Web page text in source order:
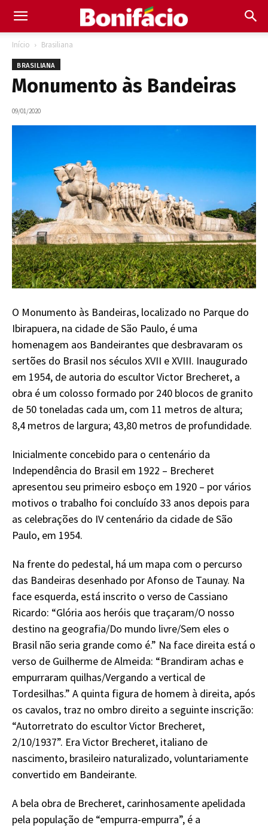
Início Brasiliana
BRASILIANA
Monumento às Bandeiras
09/01/2020
O Monumento às Bandeiras, localizado no Parque do
Ibirapuera, na cidade de São Paulo, é uma
homenagem aos Bandeirantes que desbravaram os
sertões do Brasil nos séculos XVII e XVIII. Inaugurado
em 1954, de autoria do escultor Victor Brecheret, a
obra é um colosso formado por 240 blocos de granito
de 50 toneladas cada um, com 11 metros de altura;
8,4 metros de largura; 43,80 metros de profundidade.
Inicialmente concebido para o centenário da
Independência do Brasil em 1922 – Brecheret
apresentou seu primeiro esboço em 1920 – por vários
motivos o trabalho foi concluído 33 anos depois para
as celebrações do IV centenário da cidade de São
Paulo, em 1954.
Na frente do pedestal, há um mapa com o percurso
das Bandeiras desenhado por Afonso de Taunay. Na
face esquerda, está inscrito o verso de Cassiano
Ricardo: “Glória aos heróis que traçaram/O nosso
destino na geografia/Do mundo livre/Sem eles o
Brasil não seria grande como é.” Na face direita está o
verso de Guilherme de Almeida: “Brandiram achas e
empurraram quilhas/Vergando a vertical de
Tordesilhas.” A quinta figura de homem à direita, após
os cavalos, traz no ombro direito a seguinte inscrição:
“Autorretrato do escultor Victor Brecheret,
2/10/1937”. Era Victor Brecheret, italiano de
nascimento, brasileiro naturalizado, voluntariamente
convertido em Bandeirante.
A bela obra de Brecheret, carinhosamente apelidada
pela população de “empurra-empurra”, é a